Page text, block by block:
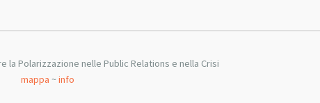
la Polarizzazione nelle Public Relations e nella Crisi
mappa ~info